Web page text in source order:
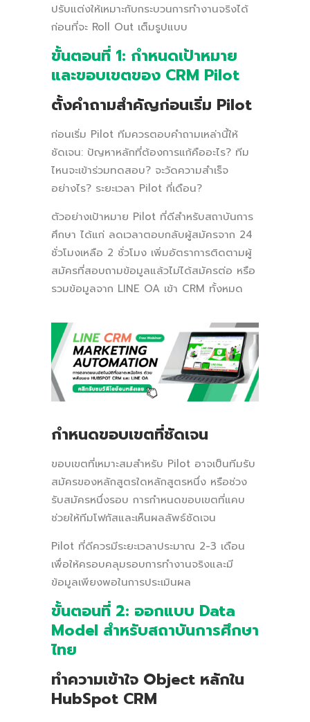
ปรับแต่งให้เหมาะกับกระบวนการทำงานจริงได้
ก่อนที่จะ Roll Out เต็มรูปแบบ
ขั้นตอนที่ 1: กำหนดเป้าหมาย
และขอบเขตของ CRM Pilot
ตั้งคำถามสำคัญก่อนเริ่ม Pilot
ก่อนเริ่ม Pilot ทีมควรตอบคำถามเหล่านี้ให้
ชัดเจน: ปัญหาหลักที่ต้องการแก้คืออะไร? ทีม
ไหนจะเข้าร่วมทดสอบ? จะวัดความสำเร็จ
อย่างไร? ระยะเวลา Pilot กี่เดือน?
ตัวอย่างเป้าหมาย Pilot ที่ดีสำหรับสถาบันการ
ศึกษา ได้แก่ ลดเวลาตอบกลับผู้สมัครจาก 24
ชั่วโมงเหลือ 2 ชั่วโมง เพิ่มอัตราการติดตามผู้
สมัครที่สอบถามข้อมูลแล้วไม่ได้สมัครต่อ หรือ
รวมข้อมูลจาก LINE OA เข้า CRM ทั้งหมด
กำหนดขอบเขตที่ชัดเจน
ขอบเขตที่เหมาะสมสำหรับ Pilot อาจเป็นทีมรับ
สมัครของหลักสูตรใดหลักสูตรหนึ่ง หรือช่วง
รับสมัครหนึ่งรอบ การกำหนดขอบเขตที่แคบ
ช่วยให้ทีมโฟกัสและเห็นผลลัพธ์ชัดเจน
Pilot ที่ดีควรมีระยะเวลาประมาณ 2-3 เดือน
เพื่อให้ครอบคลุมรอบการทำงานจริงและมี
ข้อมูลเพียงพอในการประเมินผล
ขั้นตอนที่ 2: ออกแบบ Data
Model สำหรับสถาบันการศึกษา
ไทย
ทำความเข้าใจ Object หลักใน
HubSpot CRM